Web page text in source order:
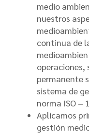
medio
nuestros
continua de
operaciones,
permanente
sistema de
norma ISO –
Aplicamos
gestión